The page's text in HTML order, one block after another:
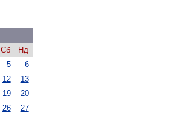
Сб
Нд
5
6
12
13
19
20
26
27